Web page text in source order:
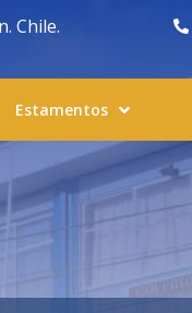
Chile.
Estamentos